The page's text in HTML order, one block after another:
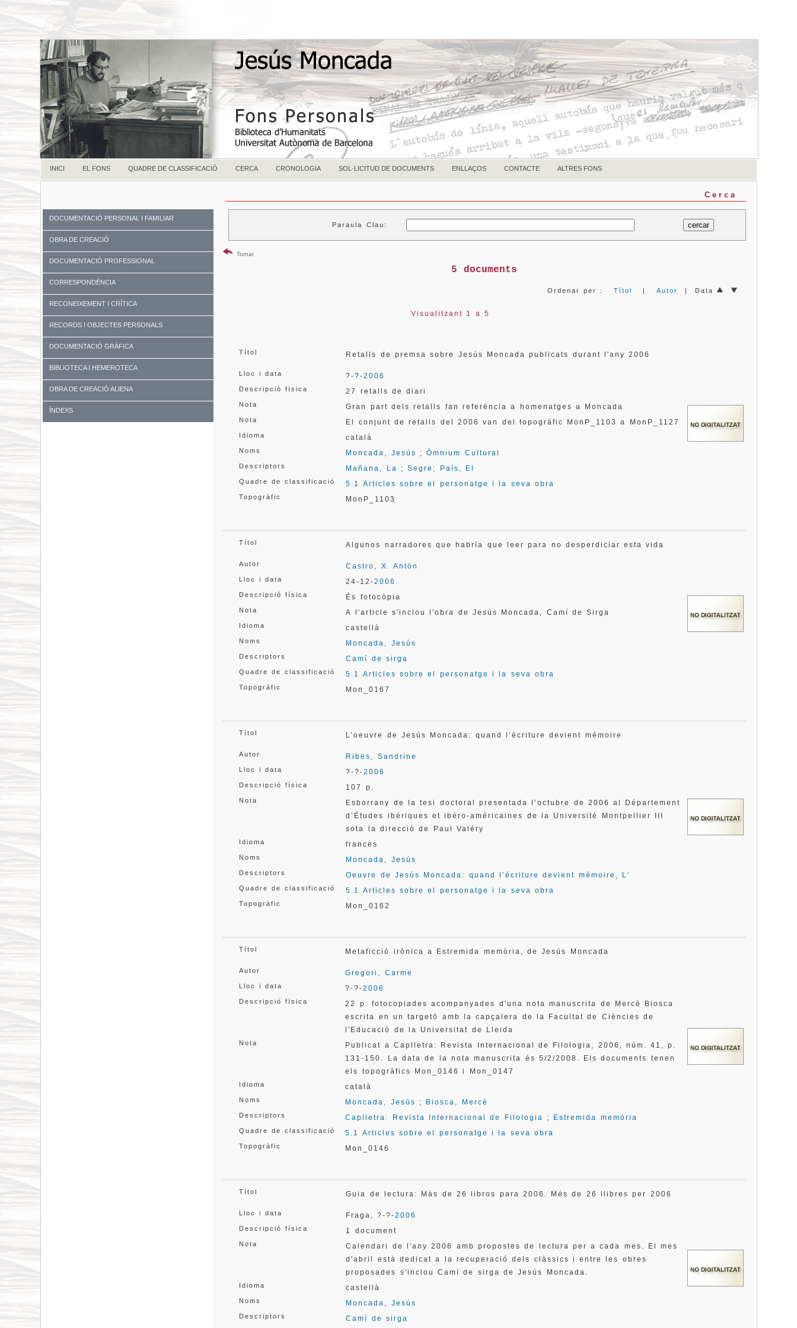
INICI EL FONS QUADRE DE CLASSIFICACIÓ CERCA CRONOLOGIA SOL·LICITUD DE DOCUMENTS ENLLAÇOS CONTACTE ALTRES FONS
DOCUMENTACIÓ PERSONAL I FAMILIAR
OBRA DE CREACIÓ
DOCUMENTACIÓ PROFESSIONAL
CORRESPONDÈNCIA
RECONEIXEMENT I CRÍTICA
RECORDS I OBJECTES PERSONALS
DOCUMENTACIÓ GRÀFICA
BIBLIOTECA I HEMEROTECA
OBRA DE CREACIÓ ALIENA
ÍNDEXS
Cerca
Paraula Clau:
Tornar
5 documents
Ordenar per :Títol |Autor | Data
Visualitzant 1 a 5
Títol Retalls de premsa sobre Jesús Moncada publicats durant l'any 2006
Lloc i data ?-?-2006
Descripció física 27 retalls de diari
Nota Gran part dels retalls fan referència a homenatges a Moncada
Nota El conjunt de retalls del 2006 van del topogràfic MonP_1103 a MonP_1127
Idioma català
Noms Moncada, Jesús ;Òmnium Cultural
Descriptors Mañana, La ;Segre ; País, El
Quadre de classificació 5.1 Articles sobre el personatge i la seva obra
Topogràfic MonP_1103
Títol Algunos narradores que habría que leer para no desperdiciar esta vida
Autor Castro, X. Antón
Lloc i data 24-12-2006
Descripció física És fotocòpia
Nota A l'article s'inclou l'obra de Jesús Moncada, Camí de Sirga
Idioma castellà
Noms Moncada, Jesús
Descriptors Camí de sirga
Quadre de classificació 5.1 Articles sobre el personatge i la seva obra
Topogràfic Mon_0167
Títol L’oeuvre de Jesús Moncada: quand l’écriture devient mémoire
Autor Ribes, Sandrine
Lloc i data ?-?-2006
Descripció física 107 p.
Nota
Esborrany de la tesi doctoral presentada l’octubre de 2006 al Département
d’Études ibériques et ibéro-américaines de la Université Montpellier III
sota la direcció de Paul Valéry
Idioma francès
Noms Moncada, Jesús
Descriptors Oeuvre de Jesús Moncada: quand l’écriture devient mémoire, L'
Quadre de classificació 5.1 Articles sobre el personatge i la seva obra
Topogràfic Mon_0162
Títol Metaficció irònica a Estremida memòria, de Jesús Moncada
Autor Gregori, Carme
Lloc i data ?-?-2006
Descripció física
22 p. fotocopiades acompanyades d'una nota manuscrita de Mercè Biosca
escrita en un targetó amb la capçalera de la Facultat de Ciències de
l'Educació de la Universitat de Lleida
Nota
Publicat a Caplletra: Revista Internacional de Filologia, 2006, núm. 41, p.
131-150. La data de la nota manuscrita és 5/2/2008. Els documents tenen
els topogràfics Mon_0146 i Mon_0147
Idioma català
Noms Moncada, Jesús ; Biosca, Mercè
Descriptors Caplletra: Revista Internacional de Filologia ; Estremida memòria
Quadre de classificació 5.1 Articles sobre el personatge i la seva obra
Topogràfic Mon_0146
Títol Guia de lectura: Más de 26 libros para 2006. Més de 26 llibres per 2006
Lloc i data Fraga ,?-?-2006
Descripció física 1 document
Nota
Calendari de l'any 2006 amb propostes de lectura per a cada mes. El mes
d'abril està dedicat a la recuperació dels clàssics i entre les obres
proposades s'inclou Camí de sirga de Jesús Moncada.
Idioma castellà
Noms Moncada, Jesús
Descriptors Camí de sirga